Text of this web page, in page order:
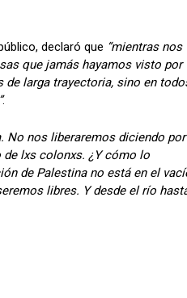
declaró que “mientras nos
que jamás hayamos visto por
larga trayectoria, sino en
.
No nos liberaremos diciendo por
lxs colonxs. ¿Y cómo lo
de Palestina no está en el
libres. Y desde el río